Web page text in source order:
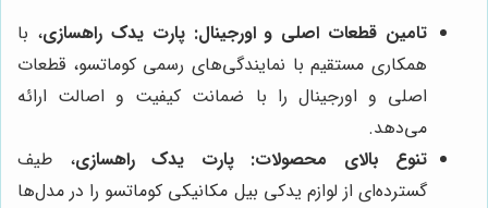
تامین قطعات اصلی و اورجینال: پارت یدک راهسازی، با
همکاری مستقیم با نمایندگی‌های رسمی کوماتسو، قطعات
اصلی و اورجینال را با ضمانت کیفیت و اصالت ارائه
می‌دهد.
تنوع بالای محصولات:
پارت یدک راهسازی، طیف
گسترده‌ای از لوازم یدکی بیل مکانیکی کوماتسو را در مدل‌ها